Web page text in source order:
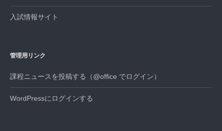
入試情報サイト
管理用リンク
課程ニュースを投稿する（@office でログイン）
WordPressにログインする